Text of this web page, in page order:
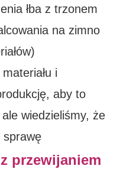
łba z trzonem
na zimno
i
aby to
wiedzieliśmy, że
sprawę
przewijaniem